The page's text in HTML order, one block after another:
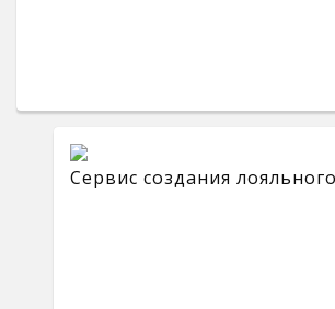
Сервис создания